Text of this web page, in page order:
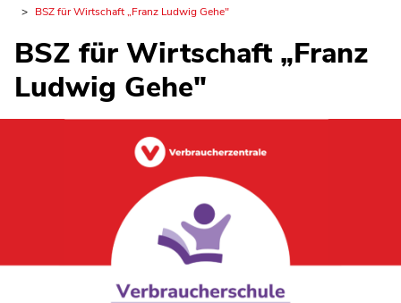
BSZ für Wirtschaft „Franz Ludwig Gehe"
BSZ für Wirtschaft „Franz
Ludwig Gehe"